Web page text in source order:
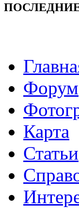
Форум
Карта
Статьи